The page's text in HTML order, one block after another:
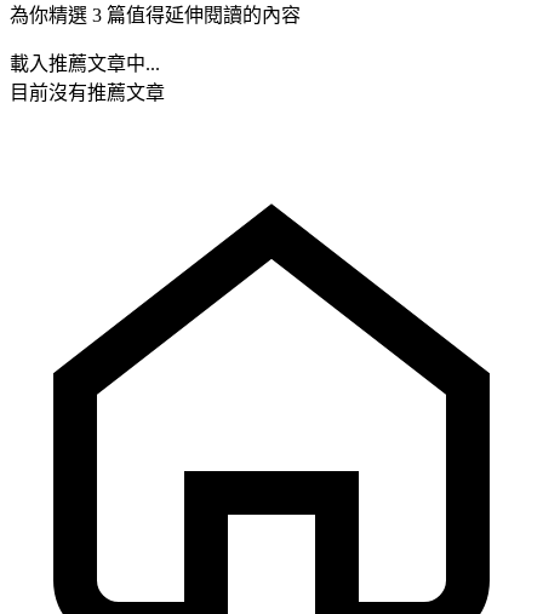
為你精選 3 篇值得延伸閱讀的內容
載入推薦文章中...
目前沒有推薦文章